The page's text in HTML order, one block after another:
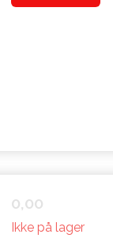
0,00
Ikke på lager